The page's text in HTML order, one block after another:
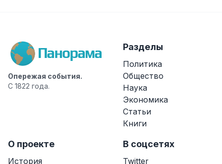
Опережая события.
С 1822 года.
Разделы
Политика
Общество
Наука
Экономика
Статьи
Книги
О проекте
История
В соцсетях
Twitter